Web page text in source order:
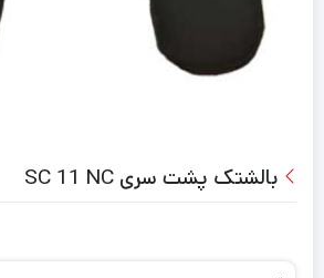
بالشتک پشت سری SC 11 NC